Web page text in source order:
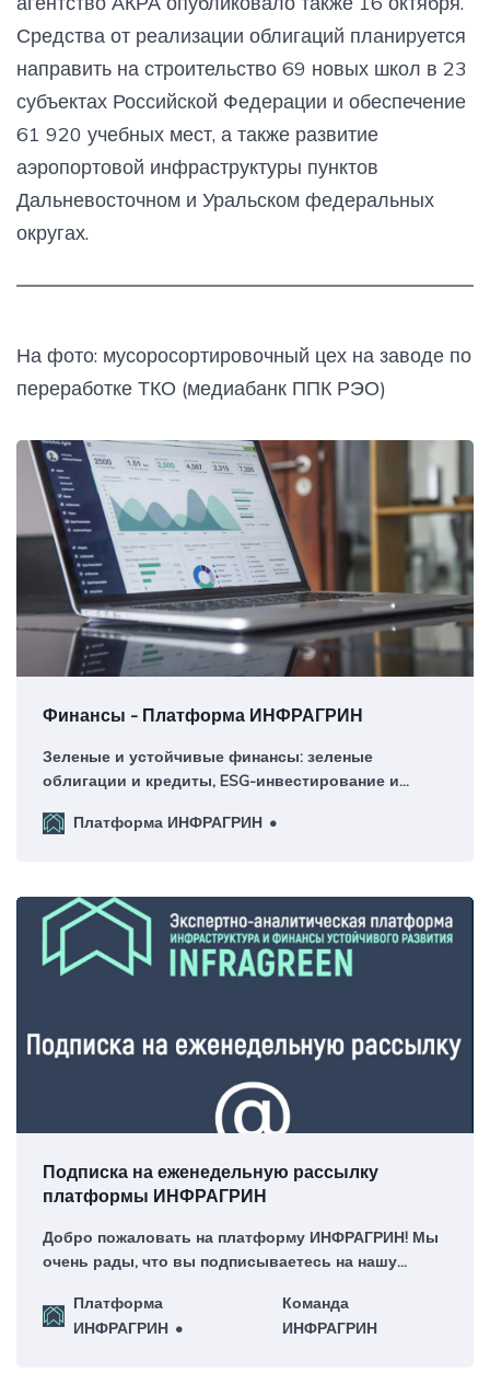
Средства от реализации облигаций планируется
направить на строительство 69 новых школ в 23
субъектах Российской Федерации и обеспечение
61 920 учебных мест, а также развитие
аэропортовой инфраструктуры пунктов
Дальневосточном и Уральском федеральных
округах.
На фото: мусоросортировочный цех на заводе по
переработке ТКО (медиабанк ППК РЭО)
Финансы - Платформа ИНФРАГРИН
Зеленые и устойчивые финансы: зеленые
облигации и кредиты, ESG-инвестирование и
классификация активов, устойчивое кредитование
зеленые фонды, импакт-инвестирование.
Платформа ИНФРАГРИН
Подписка на еженедельную рассылку
платформы ИНФРАГРИН
Добро пожаловать на платформу ИНФРАГРИН! Мы
очень рады, что вы подписываетесь на нашу
честь!Платформа
ИНФРАГРИН
Команда
ИНФРАГРИН